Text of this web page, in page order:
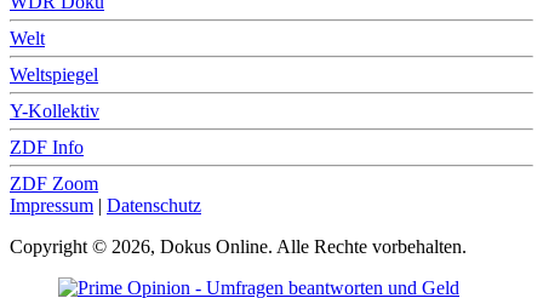
Welt
Weltspiegel
Y-Kollektiv
ZDF Info
ZDF Zoom
Impressum | Datenschutz
Copyright © 2026, Dokus Online. Alle Rechte vorbehalten.